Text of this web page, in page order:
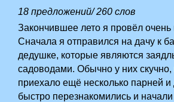
18 предложений/ 260 слов
Закончившее лето я провёл очень
Сначала я отправился на дачу к
дедушке, которые являются
садоводами. Обычно у них скучно,
приехало ещё несколько парней
быстро перезнакомились и